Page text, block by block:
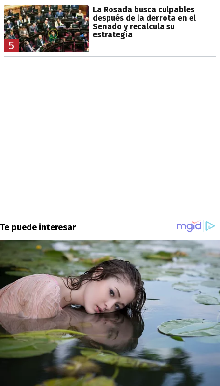
5
La Rosada busca culpables
después de la derrota en el
Senado y recalcula su
estrategia